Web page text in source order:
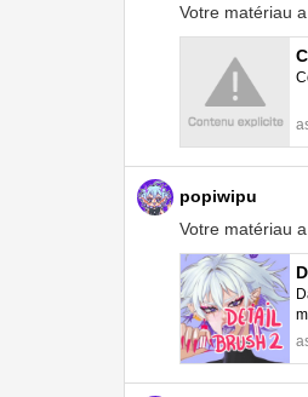
Votre matériau
popiwipu
Votre matériau